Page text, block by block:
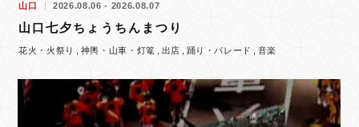
山口 2026.08.06 - 2026.08.07
山口七夕ちょうちんまつり
花火・火祭り 神輿・山車・灯篭 出店 踊り・パレード 音楽